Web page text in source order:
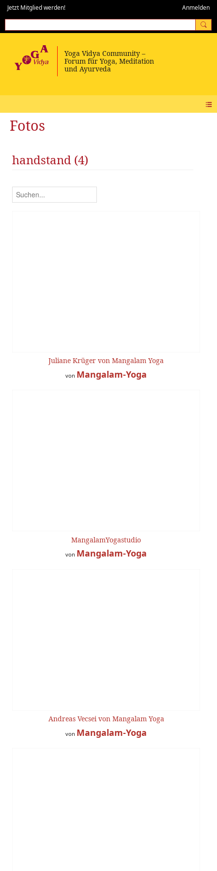
Jetzt Mitglied werden! Anmelden
Fotos
handstand (4)
Juliane Krüger von Mangalam Yoga
von Mangalam-Yoga
MangalamYogastudio
von Mangalam-Yoga
Andreas Vecsei von Mangalam Yoga
von Mangalam-Yoga